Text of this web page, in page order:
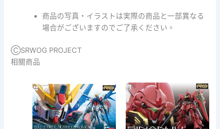
商品の写真・イラストは実際の商品と一部異なる
場合がございますのでご了承ください。
ⒸSRWOG PROJECT
相關商品